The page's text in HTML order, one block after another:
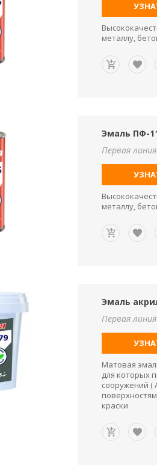
металлу,
Эмаль ПФ-
Первая линия
металлу,
Эмаль
Первая линия
Матовая
для которых
сооружений
краски